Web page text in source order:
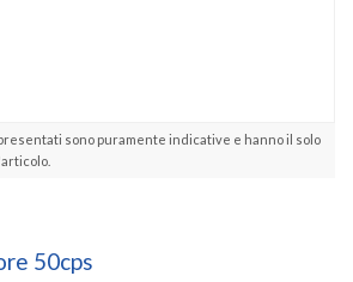
sono puramente indicative e hanno il solo
50cps